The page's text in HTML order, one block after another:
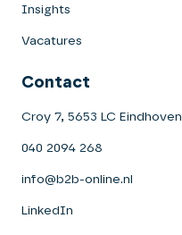
Insights
Vacatures
Contact
Croy 7, 5653 LC Eindhoven
040 2094 268
info@b2b-online.nl
LinkedIn